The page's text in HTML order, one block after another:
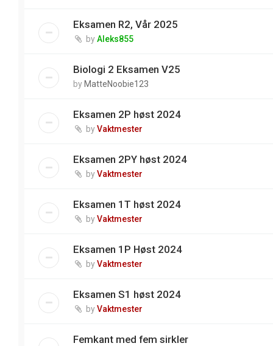
Eksamen R2, Vår 2025
byAleks855
Biologi 2 Eksamen V25
by MatteNoobie123
Eksamen 2P høst 2024
byVaktmester
Eksamen 2PY høst 2024
byVaktmester
Eksamen 1T høst 2024
byVaktmester
Eksamen 1P Høst 2024
byVaktmester
Eksamen S1 høst 2024
byVaktmester
Femkant med fem sirkler